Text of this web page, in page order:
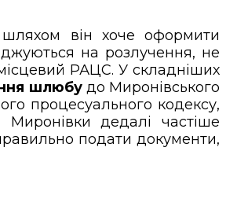
він хоче оформити
на розлучення, не
РАЦС. У складніших
шлюбудо Миронівського
процесуального кодексу,
дедалі частіше
подати документи,